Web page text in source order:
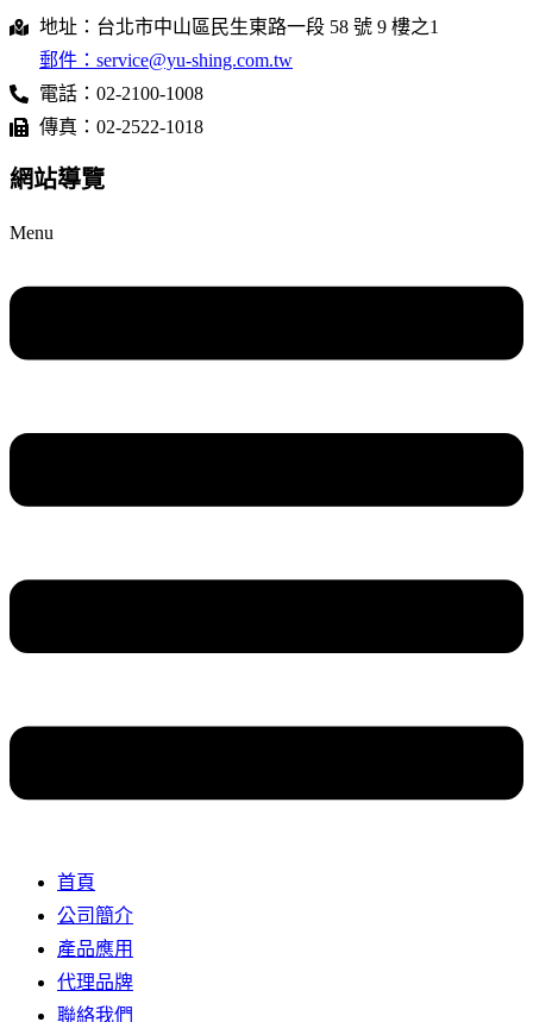
地址：台北市中山區民生東路一段 58 號 9 樓之1
郵件：service@yu-shing.com.tw
電話：02-2100-1008
傳真：02-2522-1018
網站導覽
Menu
首頁
公司簡介
產品應用
代理品牌
聯絡我們